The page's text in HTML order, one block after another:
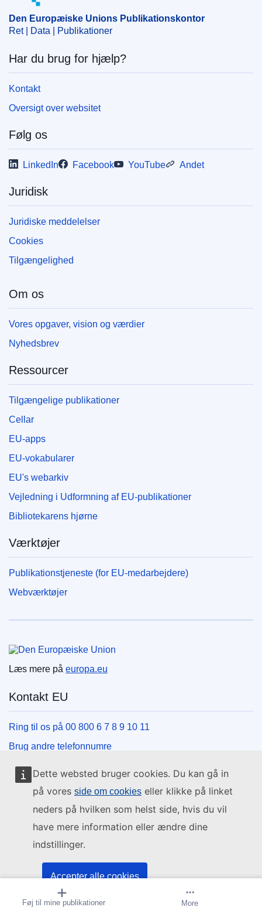
Dette websted bruger cookies. Du kan gå in
på vores side om cookies eller klikke på linket
neders på hvilken som helst side, hvis du vil
have mere information eller ændre dine
indstillinger.
Accepter alle cookies
Acceptér kun nødvendige cookies
Føj til mine publikationer Abonner på meddelelse
More
Den Europæiske Unions Publikationskontor
Ret | Data | Publikationer
Har du brug for hjælp?
Kontakt
Oversigt over websitet
Følg os
LinkedIn Facebook YouTube Andet
Juridisk
Juridiske meddelelser
Cookies
Tilgængelighed
Om os
Vores opgaver, vision og værdier
Nyhedsbrev
Ressourcer
Tilgængelige publikationer
Cellar
EU-apps
EU-vokabularer
EU's webarkiv
Vejledning i Udformning af EU-publikationer
Bibliotekarens hjørne
Værktøjer
Publikationstjeneste (for EU-medarbejdere)
Webværktøjer
Den Europæiske Union
Læs mere på europa.eu
Kontakt EU
Ring til os på 00 800 6 7 8 9 10 11
Brug andre telefonnumre
Skriv til os via vores kontaktformular
Mød os på et af EU-centrene
Sociale medier
Søg efter EU på de sociale medier
EU-institutioner og -organer
Søg efter alle EU-institutioner og -organer